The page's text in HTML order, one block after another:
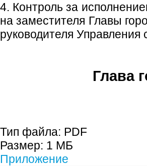
4. Контроль за
на заместителя Главы
руководителя
Глава
Тип файла: PDF
Размер: 1 МБ
Приложение